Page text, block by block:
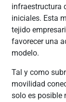
infraestructura
iniciales. Esta
tejido
favorecer una
modelo.
Tal y como
movilidad
solo es posible